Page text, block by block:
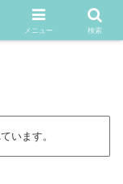
信サイト
います。
メニュー 検索